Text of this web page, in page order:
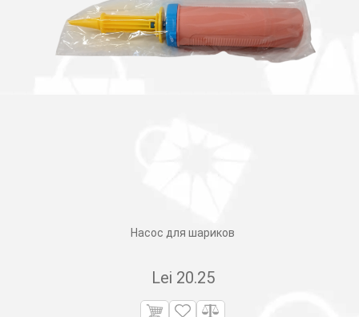
Насос для шариков
Lei 20.25